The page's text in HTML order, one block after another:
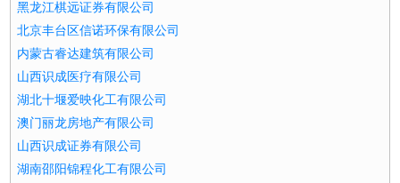
黑龙江棋远证券有限公司
北京丰台区信诺环保有限公司
内蒙古睿达建筑有限公司
山西识成医疗有限公司
湖北十堰爱映化工有限公司
澳门丽龙房地产有限公司
山西识成证券有限公司
湖南邵阳锦程化工有限公司